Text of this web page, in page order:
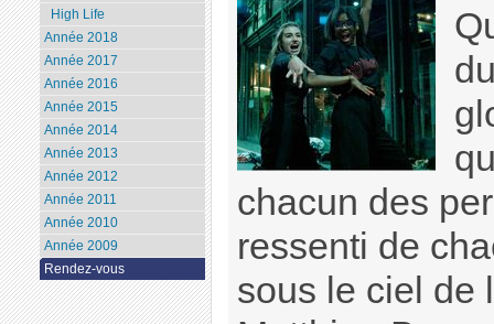
chacun des
ressenti de
sous le ciel de
High Life
Année 2018
Année 2017
Année 2016
Année 2015
Année 2014
Année 2013
Année 2012
Année 2011
Année 2010
Année 2009
Rendez-vous